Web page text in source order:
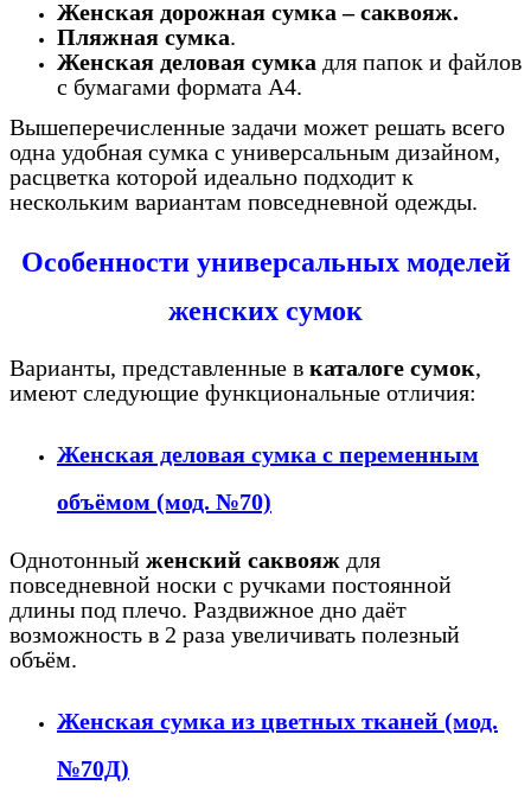
Женская дорожная сумка – саквояж.
Пляжная сумка.
Женская деловая сумка для папок и файлов
с бумагами формата А4.
Вышеперечисленные задачи может решать всего
одна удобная сумка с универсальным дизайном,
расцветка которой идеально подходит к
нескольким вариантам повседневной одежды.
Особенности универсальных моделей
женских сумок
Варианты, представленные в каталоге сумок,
имеют следующие функциональные отличия:
Женская деловая сумка с переменным
объёмом (мод. №70)
Однотонный женский саквояж для
повседневной носки с ручками постоянной
длины под плечо. Раздвижное дно даёт
возможность в 2 раза увеличивать полезный
объём.
Женская сумка из цветных тканей (мод.
№70Д)